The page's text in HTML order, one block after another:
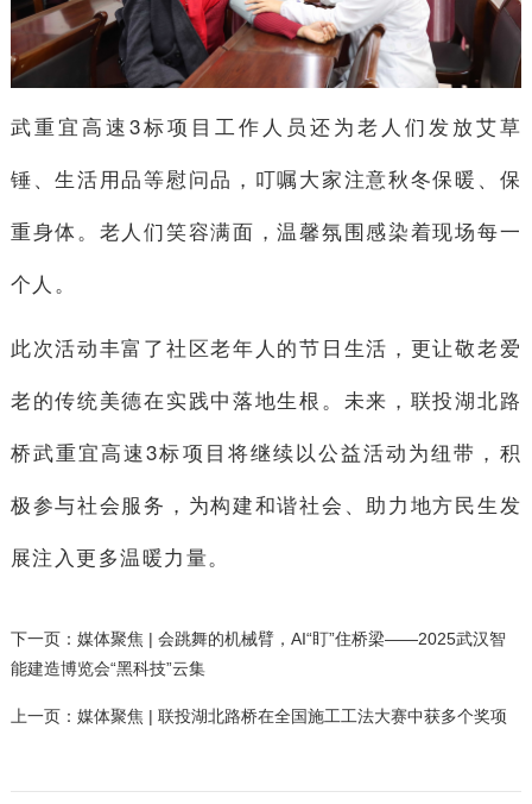
武重宜高速3标项目工作人员还为老人们发放艾草
锤、生活用品等慰问品，叮嘱大家注意秋冬保暖、保
重身体。老人们笑容满面，温馨氛围感染着现场每一
个人。
此次活动丰富了社区老年人的节日生活，更让敬老爱
老的传统美德在实践中落地生根。未来，联投湖北路
桥武重宜高速3标项目将继续以公益活动为纽带，积
极参与社会服务，为构建和谐社会、助力地方民生发
展注入更多温暖力量。
下一页： 媒体聚焦 | 会跳舞的机械臂，AI“盯”住桥梁——2025武汉智
能建造博览会“黑科技”云集
上一页： 媒体聚焦 | 联投湖北路桥在全国施工工法大赛中获多个奖项